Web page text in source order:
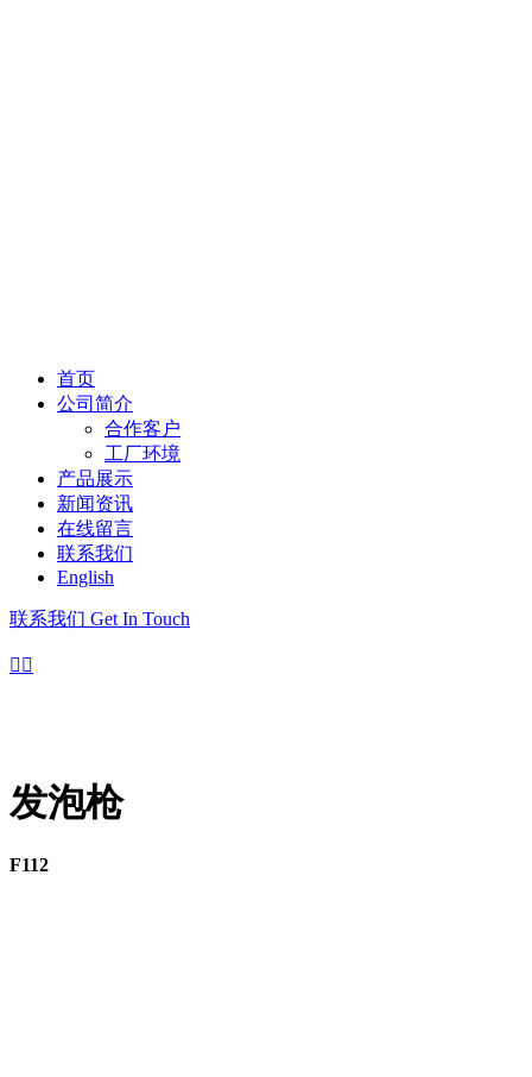
首页
公司简介
合作客户
工厂环境
产品展示
新闻资讯
在线留言
联系我们
English
联系我们 Get In Touch
 
发泡枪
F112